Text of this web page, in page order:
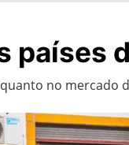
no mercado